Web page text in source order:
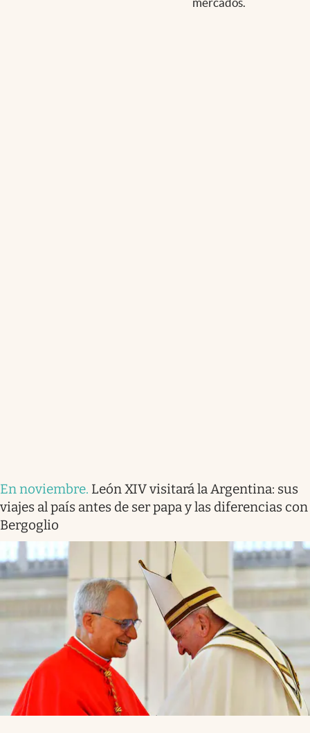
En noviembre. León XIV visitará la Argentina: sus
viajes al país antes de ser papa y las diferencias con
Bergoglio